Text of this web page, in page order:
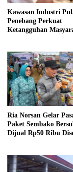
Kawasan Industri
Penebang Perkuat
Ketangguhan
Ria Norsan Gelar
Paket Sembako
Dijual Rp50 Ribu